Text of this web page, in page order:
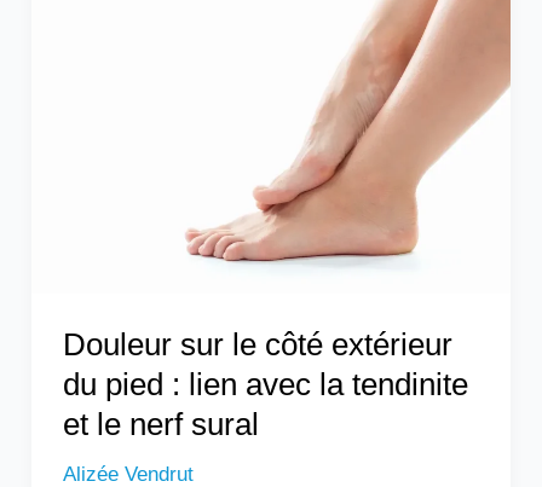
Douleur sur le côté extérieur
du pied : lien avec la tendinite
et le nerf sural
Alizée Vendrut
la
tendinite
et
le
nerf